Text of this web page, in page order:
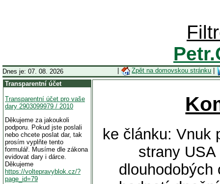
Dnes je: 07. 08. 2026 Zpět na domovskou stránku
Transparentní účet
Transparentní účet pro vaše
dary 2903099979 / 2010
Děkujeme za jakoukoli
podporu. Pokud jste poslali
nebo chcete poslat dar, tak
prosím vyplňte tento
formulář. Musíme dle zákona
evidovat dary i dárce.
Děkujeme
https://voltepravyblok.cz/?
page_id=79
ke článku: Vnuk
strany